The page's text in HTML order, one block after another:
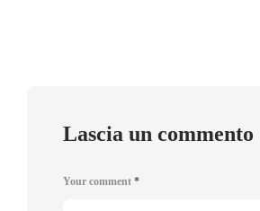
Lascia un commento
Your comment *